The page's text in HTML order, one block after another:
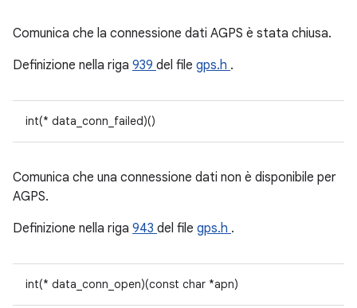
Comunica che la connessione dati AGPS è stata chiusa.
Definizione nella riga 939 del file gps.h .
int(* data_conn_failed)()
Comunica che una connessione dati non è disponibile per
AGPS.
Definizione nella riga 943 del file gps.h .
int(* data_conn_open)(const char *apn)